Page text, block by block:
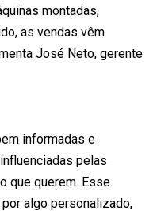
montadas,
as vendas vêm
José Neto, gerente
informadas e
pelas
que querem. Esse
algo personalizado,